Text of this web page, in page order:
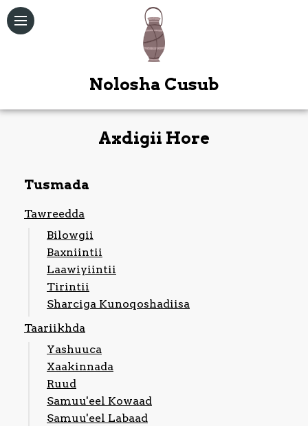
Maqal /
Kitaabka
Quduuska
Nolosha Cusub
Axdigii Hore
Tusmada
Tawreedda
Bilowgii
Baxniintii
Laawiyiintii
Tirintii
Sharciga Kunoqoshadiisa
Taariikhda
Yashuuca
Xaakinnada
Ruud
Samuu'eel Kowaad
Samuu'eel Labaad